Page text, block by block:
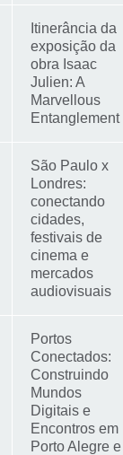
Itinerância da
exposição da
obra Isaac
Julien: A
Marvellous
Entanglement
São Paulo x
Londres:
conectando
cidades,
festivais de
cinema e
mercados
audiovisuais
Portos
Conectados:
Construindo
Mundos
Digitais e
Encontros em
Porto Alegre e